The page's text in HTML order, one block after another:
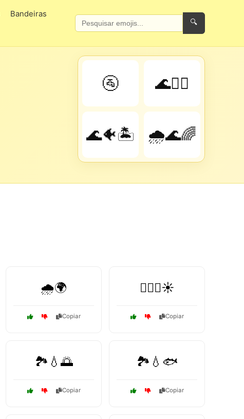
Bandeiras
🔍
🚰 🌊🏄‍♀️
🌊🐠🏝️ 🌧️🌊🌈
🌧️🌍
Copiar
🏊‍♀️🌊☀️
Copiar
🏞️💧🌅
Copiar
🏞️💧🐟
Copiar